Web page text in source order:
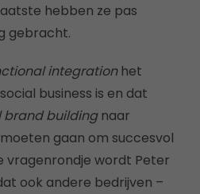
hebben ze pas
gebracht.
integrationhet
business is en dat
brand buildingnaar
gaan om succesvol
vragenrondje wordt Peter
ook andere bedrijven –